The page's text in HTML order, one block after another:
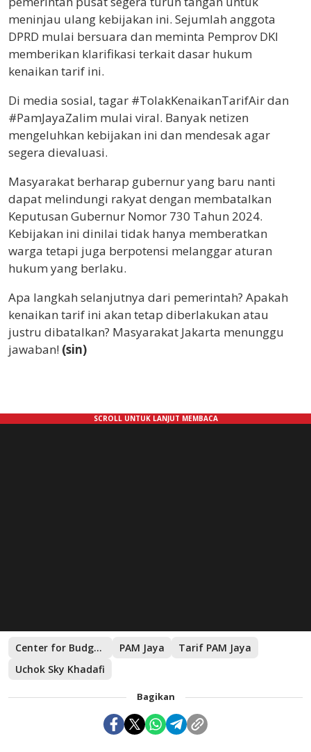
meninjau ulang kebijakan ini. Sejumlah anggota
DPRD mulai bersuara dan meminta Pemprov DKI
memberikan klarifikasi terkait dasar hukum
kenaikan tarif ini.
Di media sosial, tagar #TolakKenaikanTarifAir dan
#PamJayaZalim mulai viral. Banyak netizen
mengeluhkan kebijakan ini dan mendesak agar
segera dievaluasi.
Masyarakat berharap gubernur yang baru nanti
dapat melindungi rakyat dengan membatalkan
Keputusan Gubernur Nomor 730 Tahun 2024.
Kebijakan ini dinilai tidak hanya memberatkan
warga tetapi juga berpotensi melanggar aturan
hukum yang berlaku.
Apa langkah selanjutnya dari pemerintah? Apakah
kenaikan tarif ini akan tetap diberlakukan atau
justru dibatalkan? Masyarakat Jakarta menunggu
jawaban! (sin)
Center for Budget Analysis PAM Jaya
Tarif PAM Jaya
Uchok Sky Khadafi
Bagikan